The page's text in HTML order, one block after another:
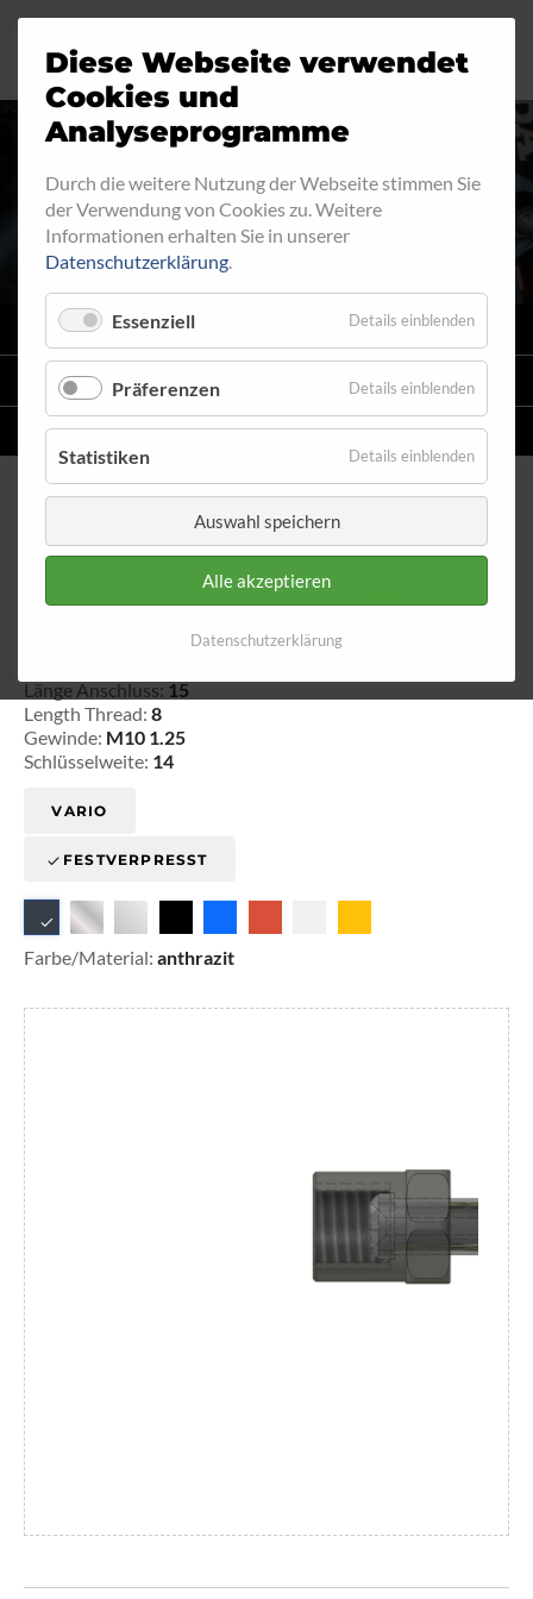
INNENGEWINDE - LOSE 621
VARIO
STAHLFLEX -LEITUNGSKITS FÜR MOTORRÄDER
EINZELLEITUNGENNACH MASS
Innengewinde - lose 621
Länge Anschluss: 15
Length Thread: 8
Gewinde: M10 1.25
Schlüsselweite: 14
VARIO
FESTVERPRESST
Farbe/Material: anthrazit
Diese Webseite verwendet
Cookies und
Analyseprogramme
Durch die weitere Nutzung der Webseite stimmen Sie
der Verwendung von Cookies zu. Weitere
Informationen erhalten Sie in unserer
Datenschutzerklärung.
Essenziell Details einblenden
Präferenzen Details einblenden
Statistiken Details einblenden
Auswahl speichern
Alle akzeptieren
Datenschutzerklärung
Motorrad
Industrie
Automobil
Fahrrad
Ringfitting
Aussengewinde
Innengewinde
Hohlschrauben
Verteiler
Katalog
Jobs